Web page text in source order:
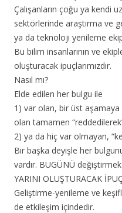
Çalışanların çoğu ya kendi
sektörlerinde araştırma ve
ya da teknoloji yenileme
Bu bilim insanlarının ve
oluşturacak ipuçlarımızdır.
Nasıl mı?
Elde edilen her bulgu ile
1) var olan, bir üst aşamaya
olan tamamen
2) ya da hiç var olmayan,
Bir başka deyişle her
vardır. BUGÜNÜ
YARINI OLUŞTURACAK
Geliştirme-yenileme ve
de etkileşim içindedir.